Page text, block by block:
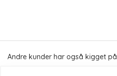
Andre kunder har også kigget på